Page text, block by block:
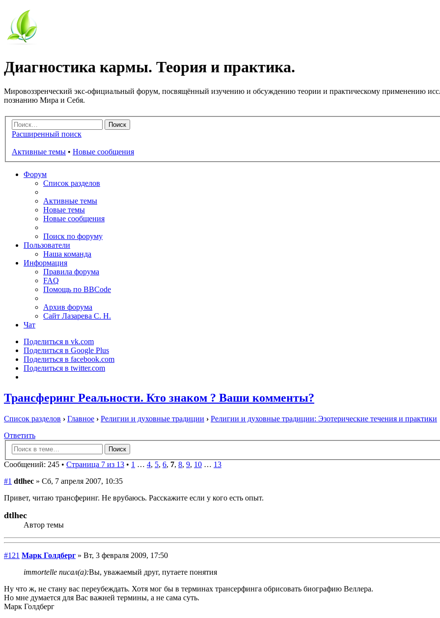
Диагностика кармы. Теория и практика.
Мировоззренческий экс-официальный форум, посвящённый изучению и обсуждению теории и практическому применению
познанию Мира и Себя.
Расширенный поиск
Активные темы • Новые сообщения
Форум
Список разделов
Активные темы
Новые темы
Новые сообщения
Поиск по форуму
Пользователи
Наша команда
Информация
Правила форума
FAQ
Помощь по BBCode
Архив форума
Сайт Лазарева С. Н.
Чат
Поделиться в vk.com
Поделиться в Google Plus
Поделиться в facebook.com
Поделиться в twitter.com
Трансферинг Реальности. Кто знаком ? Ваши комменты?
Список разделов › Главное › Религии и духовные традиции › Религии и духовные традиции: Эзотерические течения и практики
Ответить
Сообщений: 245 • Страница 7 из 13 • 1 … 4, 5, 6, 7, 8, 9, 10 … 13
#1 dtlhec » Сб, 7 апреля 2007, 10:35
Привет, читаю трансферинг. Не врубаюсь. Расскажите если у кого есть опыт.
dtlhec
Автор темы
#121 Марк Голдберг » Вт, 3 февраля 2009, 17:50
immortelle писал(а):Вы, уважаемый друг, путаете понятия
Ну что ж, не стану вас переубеждать. Хотя мог бы в терминах трансерфинга обрисовать биографию Веллера.
Но мне думается для Вас важней термины, а не сама суть.
Марк Голдберг